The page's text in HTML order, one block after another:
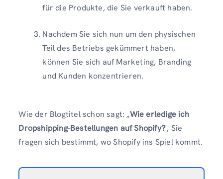
für die Produkte, die Sie verkauft haben.
Nachdem Sie sich nun um den physischen
Teil des Betriebs gekümmert haben,
können Sie sich auf Marketing, Branding
und Kunden konzentrieren.
Wie der Blogtitel schon sagt: „Wie erledige ich
Dropshipping-Bestellungen auf Shopify?', Sie
fragen sich bestimmt, wo Shopify ins Spiel kommt.